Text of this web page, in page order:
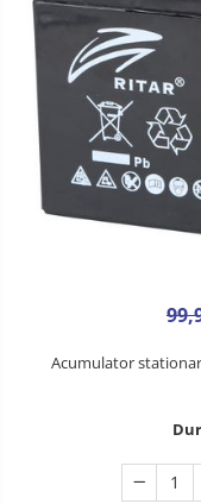
Acumulator